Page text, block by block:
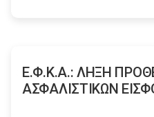
Ε.Φ.Κ.Α.: ΛΗΞΗ
ΑΣΦΑΛΙΣΤΙΚΩΝ